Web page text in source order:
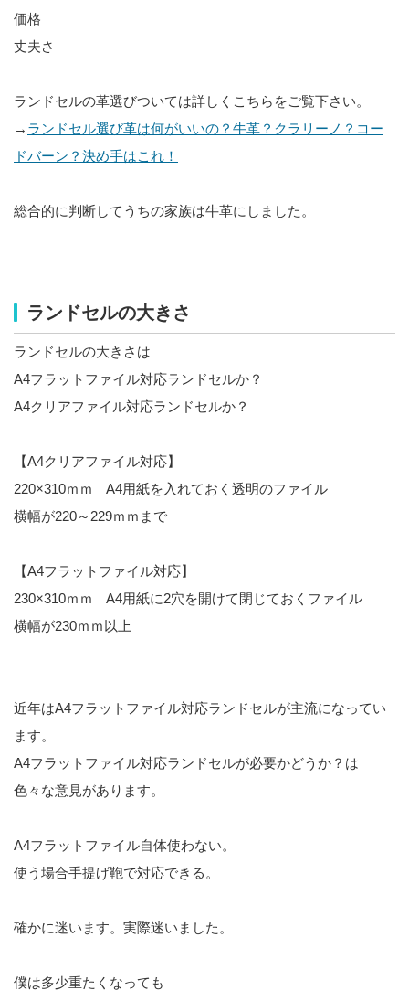
価格
丈夫さ
ランドセルの革選びついては詳しくこちらをご覧下さい。
→ ランドセル選び革は何がいいの？牛革？クラリーノ？コー
ドバーン？決め手はこれ！
総合的に判断してうちの家族は牛革にしました。
ランドセルの大きさ
ランドセルの大きさは
A4フラットファイル対応ランドセルか？
A4クリアファイル対応ランドセルか？
【A4クリアファイル対応】
220×310ｍｍ A4用紙を入れておく透明のファイル
横幅が220～229ｍｍまで
【A4フラットファイル対応】
230×310ｍｍ A4用紙に2穴を開けて閉じておくファイル
横幅が230ｍｍ以上
近年はA4フラットファイル対応ランドセルが主流になってい
ます。
A4フラットファイル対応ランドセルが必要かどうか？は
色々な意見があります。
A4フラットファイル自体使わない。
使う場合手提げ鞄で対応できる。
確かに迷います。実際迷いました。
僕は多少重たくなっても